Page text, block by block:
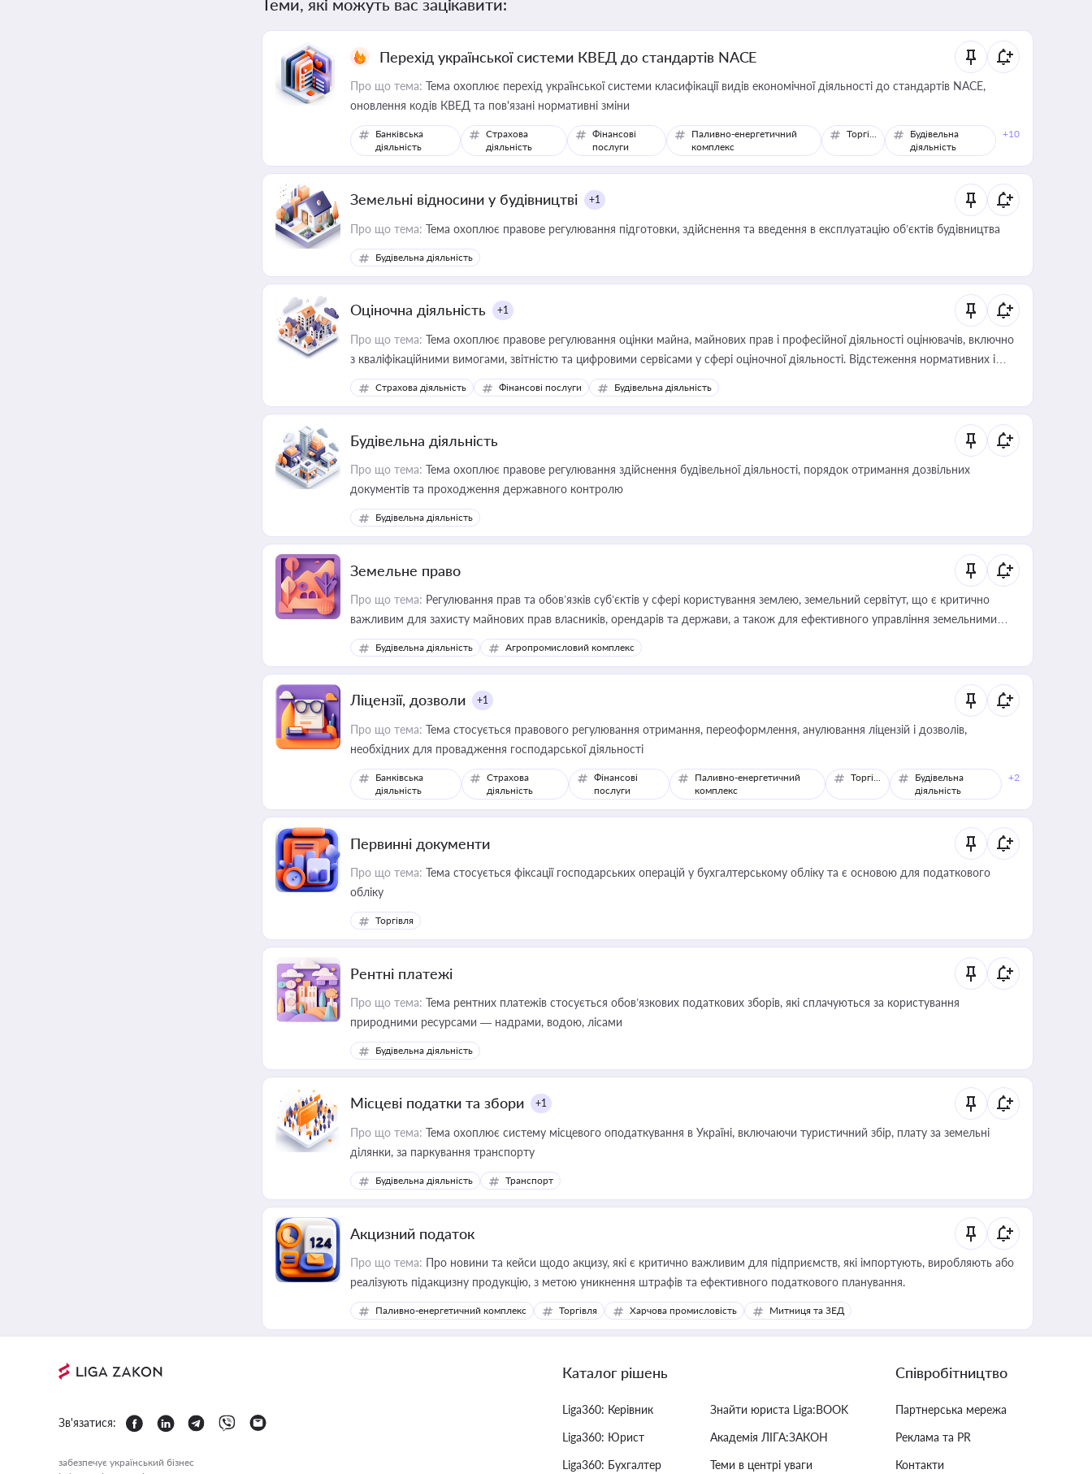
Теми, які можуть вас зацікавити:
Перехід української системи КВЕД до стандартів NACE
Про що тема: Тема охоплює перехід української системи класифікації видів економічної діяльності до стандартів NACE,
оновлення кодів КВЕД та пов'язані нормативні зміни
Банківська
діяльність
Страхова
діяльність
Фінансові
послуги
Паливно-енергетичний
комплекс
Торгівля
Будівельна
діяльність
+10
Земельні відносини у будівництві +1
Про що тема: Тема охоплює правове регулювання підготовки, здійснення та введення в експлуатацію об’єктів будівництва
Будівельна діяльність
Оціночна діяльність +1
Про що тема: Тема охоплює правове регулювання оцінки майна, майнових прав і професійної діяльності оцінювачів, включно
з кваліфікаційними вимогами, звітністю та цифровими сервісами у сфері оціночної діяльності. Відстеження нормативних і
медійних змін у цій сфері корисне для власника бізнесу, керівника, юриста або бухгалтера під час оподаткування,
приватизації, оренди державного майна, корпоративних угод і перевірки статусу суб'єктів оціночної діяльності
Страхова діяльність Фінансові послуги Будівельна діяльність
Будівельна діяльність
Про що тема: Тема охоплює правове регулювання здійснення будівельної діяльності, порядок отримання дозвільних
документів та проходження державного контролю
Будівельна діяльність
Земельне право
Про що тема: Регулювання прав та обов’язків суб’єктів у сфері користування землею, земельний сервітут, що є критично
важливим для захисту майнових прав власників, орендарів та держави, а також для ефективного управління земельними
ресурсами
Будівельна діяльність Агропромисловий комплекс
Ліцензії, дозволи +1
Про що тема: Тема стосується правового регулювання отримання, переоформлення, анулювання ліцензій і дозволів,
необхідних для провадження господарської діяльності
Банківська
діяльність
Страхова
діяльність
Фінансові
послуги
Паливно-енергетичний
комплекс
Торгівля
Будівельна
діяльність
+2
Первинні документи
Про що тема: Тема стосується фіксації господарських операцій у бухгалтерському обліку та є основою для податкового
обліку
Торгівля
Рентні платежі
Про що тема: Тема рентних платежів стосується обов’язкових податкових зборів, які сплачуються за користування
природними ресурсами — надрами, водою, лісами
Будівельна діяльність
Місцеві податки та збори +1
Про що тема: Тема охоплює систему місцевого оподаткування в Україні, включаючи туристичний збір, плату за земельні
ділянки, за паркування транспорту
Будівельна діяльність Транспорт
Акцизний податок
Про що тема: Про новини та кейси щодо акцизу, які є критично важливим для підприємств, які імпортують, виробляють або
реалізують підакцизну продукцію, з метою уникнення штрафів та ефективного податкового планування.
Паливно-енергетичний комплекс Торгівля Харчова промисловість Митниця та ЗЕД
Зв'язатися:
забезпечує український бізнес
Каталог рішень
Liga360: Керівник
Liga360: Юрист
Liga360: Бухгалтер
Знайти юриста Liga:BOOK
Академія ЛІГА:ЗАКОН
Теми в центрі уваги
Співробітництво
Партнерська мережа
Реклама та PR
Контакти